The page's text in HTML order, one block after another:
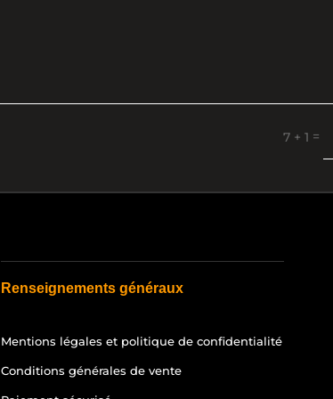
7 + 1 =
Renseignements généraux
Mentions légales et politique de confidentialité
Conditions générales de vente